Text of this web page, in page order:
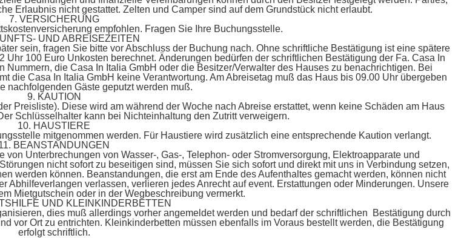
Erlaubnis nicht gestattet. Zelten und Camper sind auf dem Grundstück nicht erlaubt.
7. VERSICHERUNG
empfohlen. Fragen Sie Ihre Buchungsstelle.
UND ABREISEZEITEN
sein, fragen Sie bitte vor Abschluss der Buchung nach. Ohne schriftliche Bestätigung ist eine spätere
100 Euro Unkosten berechnet. Änderungen bedürfen der schriftlichen Bestätigung der Fa. Casa In
die Casa In Italia GmbH oder die Besitzer/Verwalter des Hauses zu benachrichtigen. Bei
die Casa In Italia GmbH keine Verantwortung. Am Abreisetag muß das Haus bis 09.00 Uhr übergeben
nachfolgenden Gäste geputzt werden muß.
9. KAUTION
Preisliste). Diese wird am während der Woche nach Abreise erstattet, wenn keine Schäden am Haus
Schlüsselhalter kann bei Nichteinhaltung den Zutritt verweigern.
10. HAUSTIERE
mitgenommen werden. Für Haustiere wird zusätzlich eine entsprechende Kaution verlangt.
BEANSTANDUNGEN
Unterbrechungen von Wasser-, Gas-, Telephon- oder Stromversorgung, Elektroapparate und
nicht sofort zu beseitigen sind, müssen Sie sich sofort und direkt mit uns in Verbindung setzen,
werden können. Beanstandungen, die erst am Ende des Aufenthaltes gemacht werden, können nicht
verlassen, verlieren jedes Anrecht auf event. Erstattungen oder Minderungen. Unsere
Mietgutschein oder in der Wegbeschreibung vermerkt.
UND KLEINKINDERBETTEN
dies muß allerdings vorher angemeldet werden und bedarf der schriftlichen Bestätigung durch
vor Ort zu entrichten. Kleinkinderbetten müssen ebenfalls im Voraus bestellt werden, die Bestätigung
erfolgt schriftlich.